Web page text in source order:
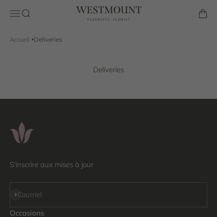
Ouvrir la navigation
Ouvrir la rechercheWestmount Florist Voir
Accueil Deliveries
Deliveries
S'inscrire aux mises à jour
Courriel
S'inscrire
Occasions